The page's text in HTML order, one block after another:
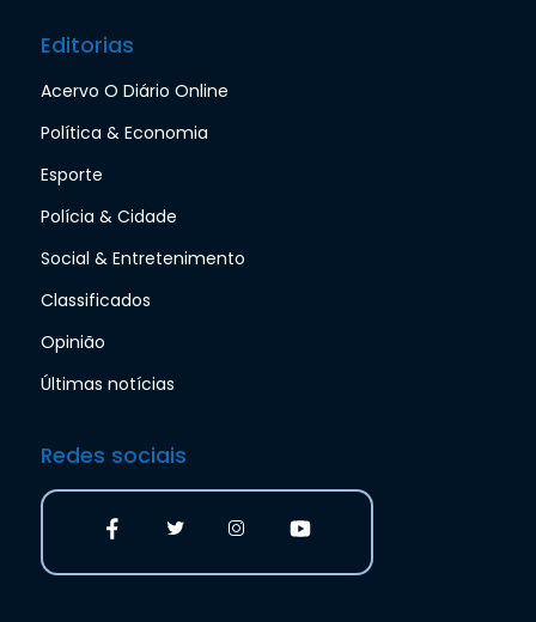
Editorias
Acervo O Diário Online
Política & Economia
Esporte
Polícia & Cidade
Social & Entretenimento
Classificados
Opinião
Últimas notícias
Redes sociais